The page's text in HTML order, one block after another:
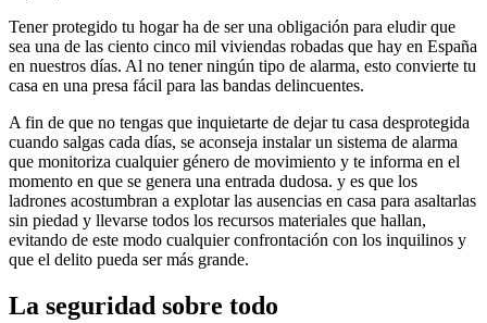
Tener protegido tu hogar ha de ser una obligación para eludir que
sea una de las ciento cinco mil viviendas robadas que hay en España
en nuestros días. Al no tener ningún tipo de alarma, esto convierte tu
casa en una presa fácil para las bandas delincuentes.
A fin de que no tengas que inquietarte de dejar tu casa desprotegida
cuando salgas cada días, se aconseja instalar un sistema de alarma
que monitoriza cualquier género de movimiento y te informa en el
momento en que se genera una entrada dudosa. y es que los
ladrones acostumbran a explotar las ausencias en casa para asaltarlas
sin piedad y llevarse todos los recursos materiales que hallan,
evitando de este modo cualquier confrontación con los inquilinos y
que el delito pueda ser más grande.
La seguridad sobre todo